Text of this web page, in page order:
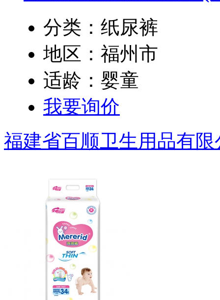
分类：纸尿裤
地区：福州市
适龄：婴童
我要询价
福建省百顺卫生用品有限